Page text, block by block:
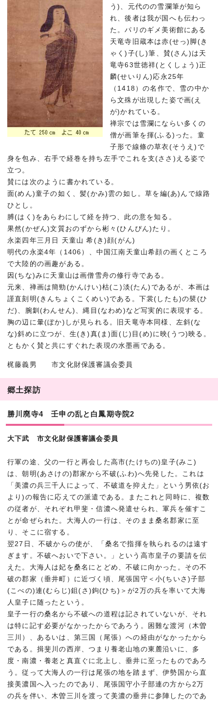
う)、元代のの雪瀾筆が知ら
れ、後者は我が国へも伝わっ
た。パリのギメ美術館にある
天竜寺旧蔵本は赤(せっ)脚(き
ゃく)子(し)筆、賛(さん)は天
竜寺63世徳祥(とくしょう)正
麟(せいりん)応永25年
（1418）の名作で、雪の中か
ら文殊が出現した姿で画(え
が)かれている。
禅宗では雪瀾にならい多くの
僧が画筆を揮(ふる)った。童
子形で線條の草衣(そうえ)で
身を包み、右手で経巻を持ち左手でこれを支(ささ)える姿で
立つ。
賛には次のように書かれている。
面(めん)童子の如く、髪(かみ)雲の如し。草を編(あ)んで線路
ひとし。
膊(はく)をあらわにして経を持つ、此の意を知る。
果然(かぜん)文質おのずから彬々(ひんぴん)たり。
永楽四年三月日 天童山 希(き)顔(がん)
明代の永楽4年（1406）、中国江南天童山希顔の画くところ
で大陸的の画趣がある。
因(ちな)みに天童山は画僧雪舟の修行寺である。
元来、禅画は簡勁(かんけい)枯(こ)淡(たん)であるが、本画は
謹直刻明(きんちょくこくめい)である。下裳(したも)の襞(ひ
だ)、腕釧(わんせん)、縄目(なわめ)など写実的に表現する。
胸の辺に暈(ぼか)しが見られる。旧天竜寺本同様、左斜(な
な)斜めに立つが、生(き)真(ま)面(じ)目(め)に映(うつ)映る。
ともかく賛と共にすぐれた表現の水墨画である。
梶藤義男 市文化財保護審議会委員
郷土探訪
勝川廃寺4 壬申の乱と白鳳期寺院2
大下武 市文化財保護審議会委員
行軍の途、父の一行と再会した高市(たけちの)皇子(みこ)
は、朝明(あさけの)郡家から不破(ふわ)へ先発した。これは
「美濃の兵三千人によって、不破道を抑えた」という男依(お
より)の報告に応えての派遣である。またこれと同時に、複数
の従者が、それぞれ甲斐・信濃へ発遣せられ、軍兵を催すこ
とが命ぜられた。大海人の一行は、そのまま桑名郡家に至
り、そこに宿する。
翌27日、不破からの使が、「桑名で指揮を執られるのは遠す
ぎます。不破へおいで下さい。」という高市皇子の要請を伝
えた。大海人は妃を桑名にとどめ、不破に向かった。その不
破の郡家（垂井町）に近づく頃、尾張国守＜小(ちいさ)子部
(こべの)連(むらじ)鉏(さ)鉤(ひち)＞が2万の兵を率いて大海
人皇子に随ったという。
皇子一行の桑名から不破への道程は記されていないが、それ
は特に記す必要がなかったからであろう。困難な渡河（木曽
三川）、あるいは、第三国（尾張）への経由がなかったから
である。揖斐川の西岸、つまり養老山地の東麓沿いに、多
度・南濃・養老と真直ぐに北上し、垂井に至ったものであろ
う。従って大海人の一行は尾張の地を踏まず、伊勢国から直
接美濃国へ入ったのであり、尾張国守小子部連の方から2万
の兵を伴い、木曽三川を渡って美濃の垂井に参陣したのであ